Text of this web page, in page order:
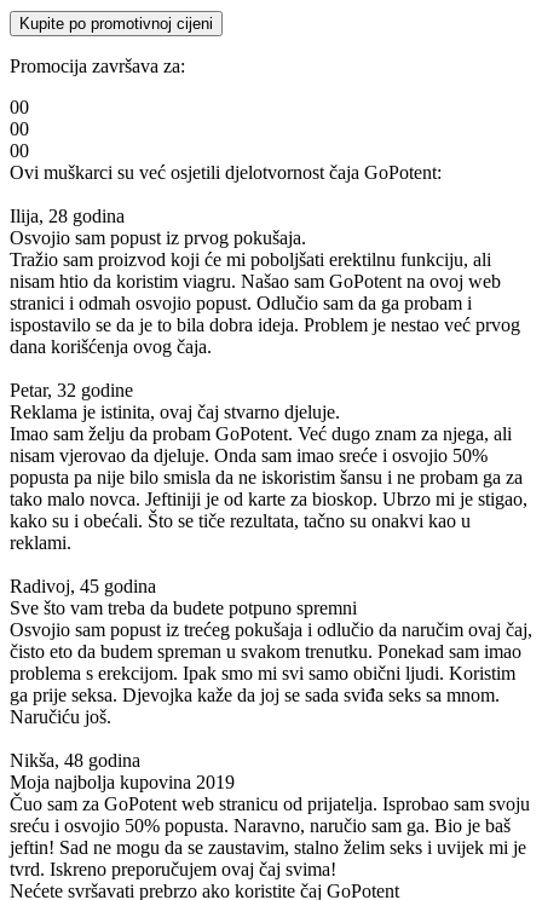
Kupite po promotivnoj cijeni
Promocija završava za:
00
00
00
Ovi muškarci su već osjetili djelotvornost čaja GoPotent:
Ilija, 28 godina
Osvojio sam popust iz prvog pokušaja.
Tražio sam proizvod koji će mi poboljšati erektilnu funkciju, ali
nisam htio da koristim viagru. Našao sam GoPotent na ovoj web
stranici i odmah osvojio popust. Odlučio sam da ga probam i
ispostavilo se da je to bila dobra ideja. Problem je nestao već prvog
dana korišćenja ovog čaja.
Petar, 32 godine
Reklama je istinita, ovaj čaj stvarno djeluje.
Imao sam želju da probam GoPotent. Već dugo znam za njega, ali
nisam vjerovao da djeluje. Onda sam imao sreće i osvojio 50%
popusta pa nije bilo smisla da ne iskoristim šansu i ne probam ga za
tako malo novca. Jeftiniji je od karte za bioskop. Ubrzo mi je stigao,
kako su i obećali. Što se tiče rezultata, tačno su onakvi kao u
reklami.
Radivoj, 45 godina
Sve što vam treba da budete potpuno spremni
Osvojio sam popust iz trećeg pokušaja i odlučio da naručim ovaj čaj,
čisto eto da budem spreman u svakom trenutku. Ponekad sam imao
problema s erekcijom. Ipak smo mi svi samo obični ljudi. Koristim
ga prije seksa. Djevojka kaže da joj se sada sviđa seks sa mnom.
Naručiću još.
Nikša, 48 godina
Moja najbolja kupovina 2019
Čuo sam za GoPotent web stranicu od prijatelja. Isprobao sam svoju
sreću i osvojio 50% popusta. Naravno, naručio sam ga. Bio je baš
jeftin! Sad ne mogu da se zaustavim, stalno želim seks i uvijek mi je
tvrd. Iskreno preporučujem ovaj čaj svima!
Nećete svršavati prebrzo ako koristite čaj GoPotent